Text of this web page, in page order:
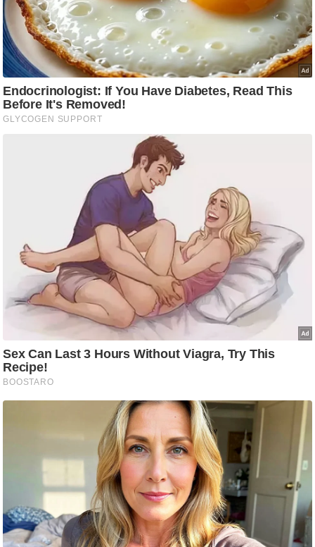
फै
श
न
घ
रे
लू
स्थ
फि
स
मं
त्रा
प
रा
ज